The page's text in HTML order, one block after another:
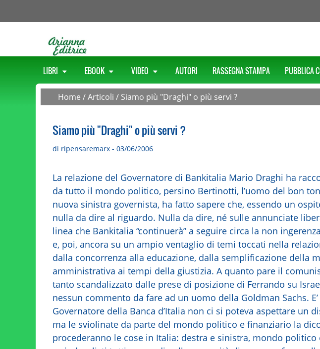
LIBRI EBOOK VIDEO AUTORI RASSEGNA STAMPA PUBBLICA
Home /Articoli / Siamo più "Draghi" o più servi ?
Siamo più "Draghi" o più servi ?
di ripensaremarx - 03/06/2006
La relazione del Governatore di Bankitalia Mario Draghi ha
da tutto il mondo politico, persino Bertinotti, l’uomo del bon
nuova sinistra governista, ha fatto sapere che, essendo un
nulla da dire al riguardo. Nulla da dire, né sulle annunciate
linea che Bankitalia “continuerà” a seguire circa la non
e, poi, ancora su un ampio ventaglio di temi toccati nella
dalla concorrenza alla educazione, dalla semplificazione della
amministrativa ai tempi della giustizia. A quanto pare il
tanto scandalizzato dalle prese di posizione di Ferrando su
nessun commento da fare ad un uomo della Goldman Sachs.
Governatore della Banca d’Italia non ci si poteva aspettare un
ma le sviolinate da parte del mondo politico e finanziario la
procederanno le cose in Italia: destra e sinistra, mondo